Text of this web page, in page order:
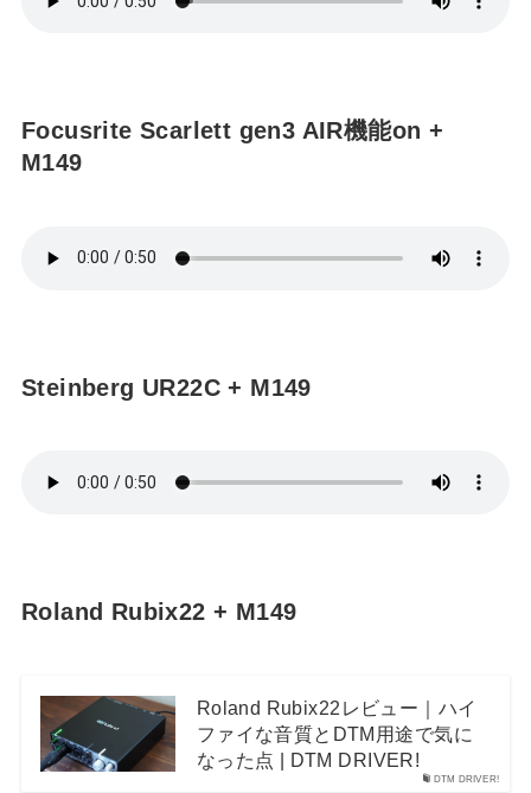
Focusrite Scarlett gen3 AIR機能on +
M149
Steinberg UR22C + M149
Roland Rubix22 + M149
DTM DRIVER!
Roland Rubix22レビュー｜ハイ
ファイな音質とDTM用途で気に
なった点 | DTM DRIVER!